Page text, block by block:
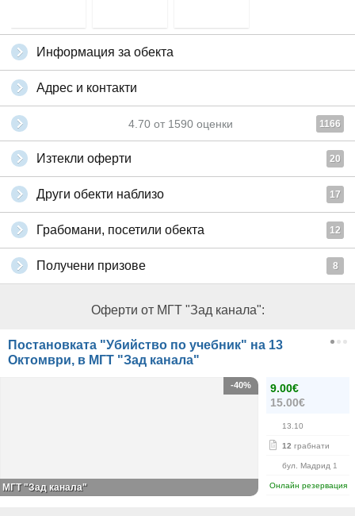
Информация за обекта
Адрес и контакти
4.70 от 1590 оценки 1166
Изтекли оферти 20
Други обекти наблизо 17
Грабомани, посетили обекта 12
Получени призове 8
Оферти от МГТ "Зад канала":
Постановката "Убийство по учебник" на 13
Октомври, в МГТ "Зад канала"
9.00€
15.00€
13.10
12 грабнати
бул. Мадрид 1
Онлайн резервация
-40%
МГТ "Зад канала"